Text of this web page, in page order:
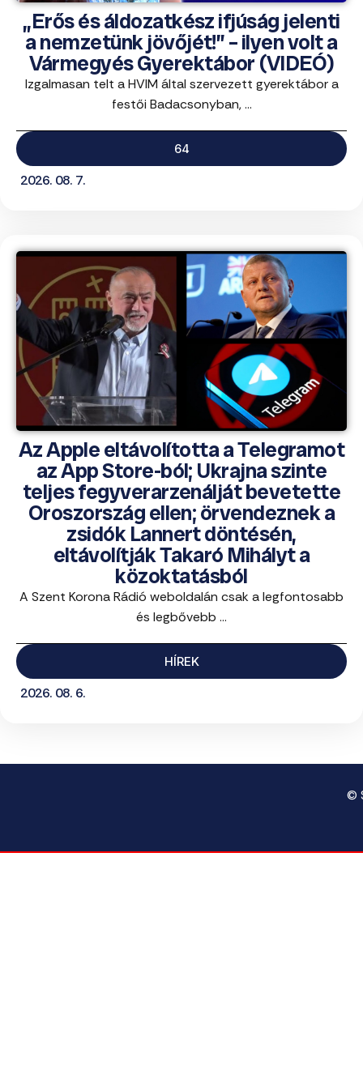
„Erős és áldozatkész ifjúság jelenti
a nemzetünk jövőjét!” – ilyen volt a
Vármegyés Gyerektábor (VIDEÓ)
Izgalmasan telt a HVIM által szervezett gyerektábor a
festői Badacsonyban, ...
64
2026. 08. 7.
Az Apple eltávolította a Telegramot
az App Store-ból; Ukrajna szinte
teljes fegyverarzenálját bevetette
Oroszország ellen; örvendeznek a
zsidók Lannert döntésén,
eltávolítják Takaró Mihályt a
közoktatásból
A Szent Korona Rádió weboldalán csak a legfontosabb
és legbővebb ...
HÍREK
2026. 08. 6.
©